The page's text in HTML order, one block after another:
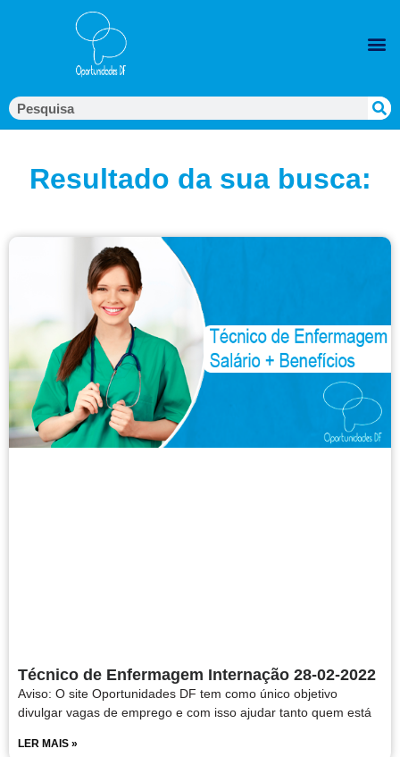
Resultado da sua busca:
Técnico de Enfermagem Internação 28-02-2022
Aviso: O site Oportunidades DF tem como único objetivo
divulgar vagas de emprego e com isso ajudar tanto quem está
LER MAIS »